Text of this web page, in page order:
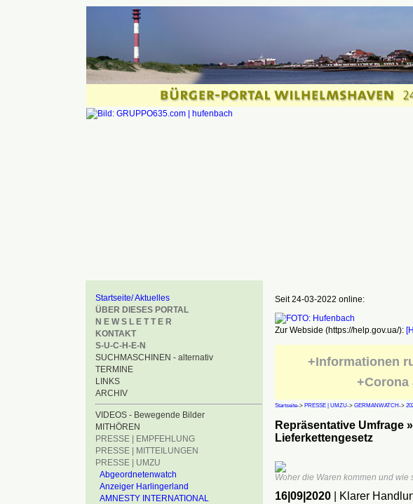
Startseite/ Aktuelles
ÜBER DIESES PORTAL
N E W S L E T T E R
KONTAKT
S-U-C-H-E-N
SUCHMASCHINEN - alternativ
TERMINE
LINKS
ARCHIV
VIDEOS - Bewegende Bilder
MITHÖREN
PRESSE | EMPFEHLUNG
PRESSE | MITTEILUNGEN
PRESSE | UMZU
Abgeordnetenwatch
Anzeiger Harlingerland
AMNESTY INTERNATIONAL
Seit 24-03-2022 online:
Zur Webside (https://help.gov.ua/):
+Informationen
+Corona
Startseite-> PRESSE | UMZU-> GERMANWATCH->
Repräsentative Umfrage
Lieferkettengesetz
Woher die Waren kommen und
16|09|2020| Klarer